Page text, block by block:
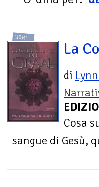
LIBRI
La
di
Cosa
sangue di Gesù,